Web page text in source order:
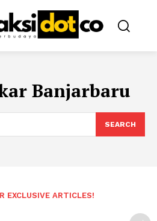
Banjarbaru
SEARCH
EXCLUSIVE ARTICLES!